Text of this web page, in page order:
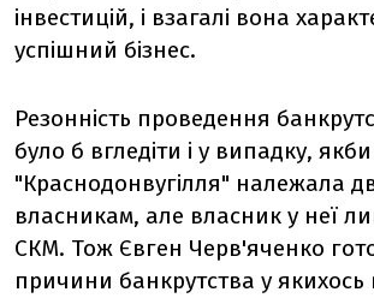
інвестицій, і взагалі вона
успішний бізнес.
Резонність проведення
було б вгледіти і у випадку, якби
"Краснодонвугілля" належала
власникам, але власник у неї
СКМ. Тож Євген Черв'яченко
причини банкрутства у якихось